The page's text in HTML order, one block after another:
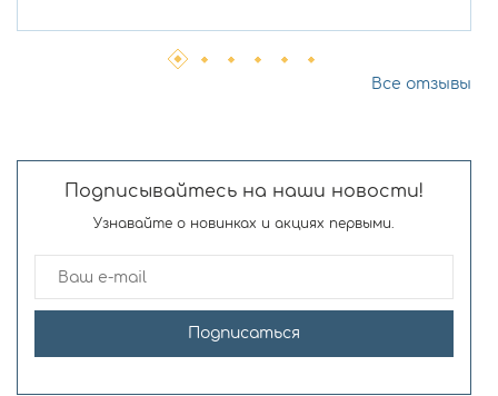
Все отзывы
Подписывайтесь на наши новости!
Узнавайте о новинках и акциях первыми.
Подписаться